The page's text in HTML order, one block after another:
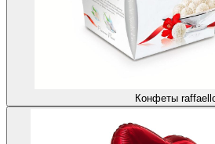
Конфеты